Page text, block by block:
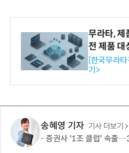
무라타, 제
전 제품 대
공…73개
확대
[한국무라
기>
송혜영 기자 기사 더보기
증권사 '1조 클럽' 속출…3분